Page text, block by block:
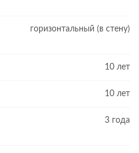
горизонтальный (в стену)
10 лет
10 лет
3 года